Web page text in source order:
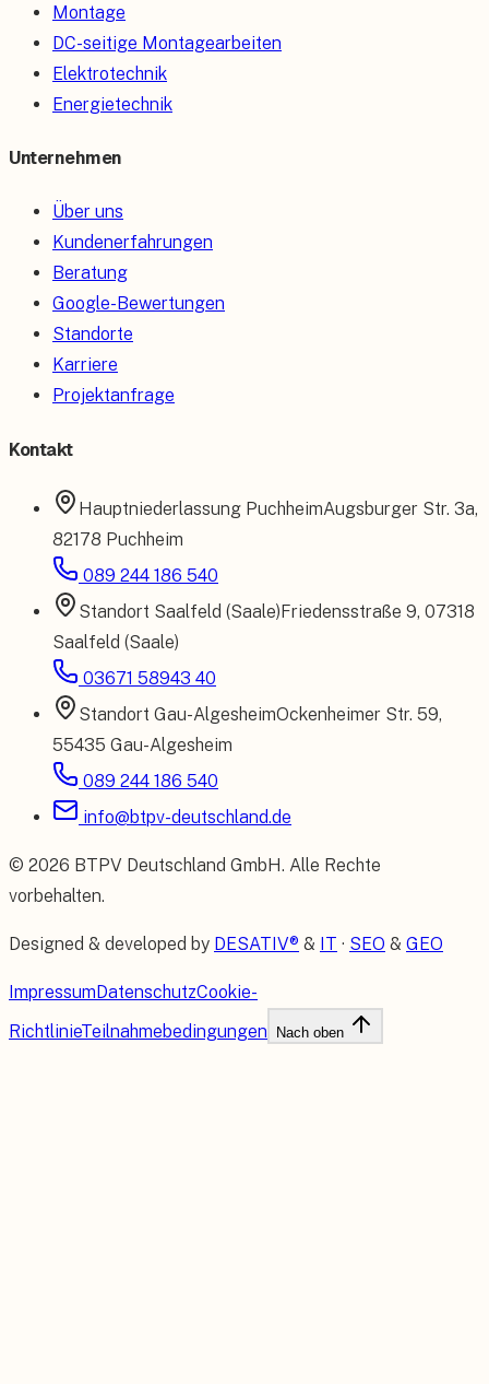
Montage
DC-seitige Montagearbeiten
Elektrotechnik
Energietechnik
Unternehmen
Über uns
Kundenerfahrungen
Beratung
Google-Bewertungen
Standorte
Karriere
Projektanfrage
Kontakt
Hauptniederlassung PuchheimAugsburger Str. 3a,
82178 Puchheim
089 244 186 540
Standort Saalfeld (Saale)Friedensstraße 9, 07318
Saalfeld (Saale)
03671 58943 40
Standort Gau-AlgesheimOckenheimer Str. 59,
55435 Gau-Algesheim
089 244 186 540
info@btpv-deutschland.de
© 2026 BTPV Deutschland GmbH. Alle Rechte
vorbehalten.
Designed & developed by DESATIV® & IT · SEO & GEO
ImpressumDatenschutzCookie-
RichtlinieTeilnahmebedingungen Nach oben